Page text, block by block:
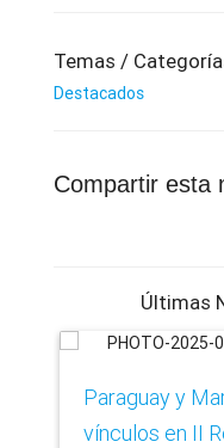
Temas /
Destacados
Compartir esta
Últimas
Paraguay y
vínculos en II